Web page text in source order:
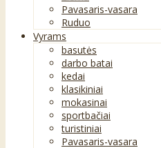
Pavasaris-vasara
Ruduo
Vyrams
basutės
darbo batai
kedai
klasikiniai
mokasinai
sportbačiai
turistiniai
Pavasaris-vasara